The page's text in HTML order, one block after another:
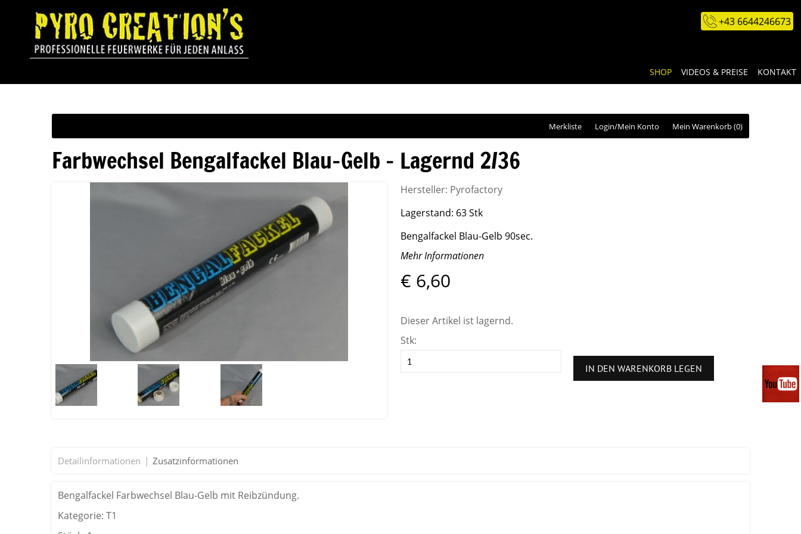
+43 6644246673
SHOP VIDEOS & PREISE KONTAKT
Mein Warenkorb(0)
Login/Mein Konto
Merkliste
Farbwechsel Bengalfackel Blau-Gelb - Lagernd 2/36
Hersteller: Pyrofactory
Lagerstand: 63 Stk
Bengalfackel Blau-Gelb 90sec.
Mehr Informationen
€ 6,60
Dieser Artikel ist lagernd.
Stk:
IN DEN WARENKORB LEGEN
Detailinformationen Zusatzinformationen
Bengalfackel Farbwechsel Blau-Gelb mit Reibzündung.
Kategorie: T1